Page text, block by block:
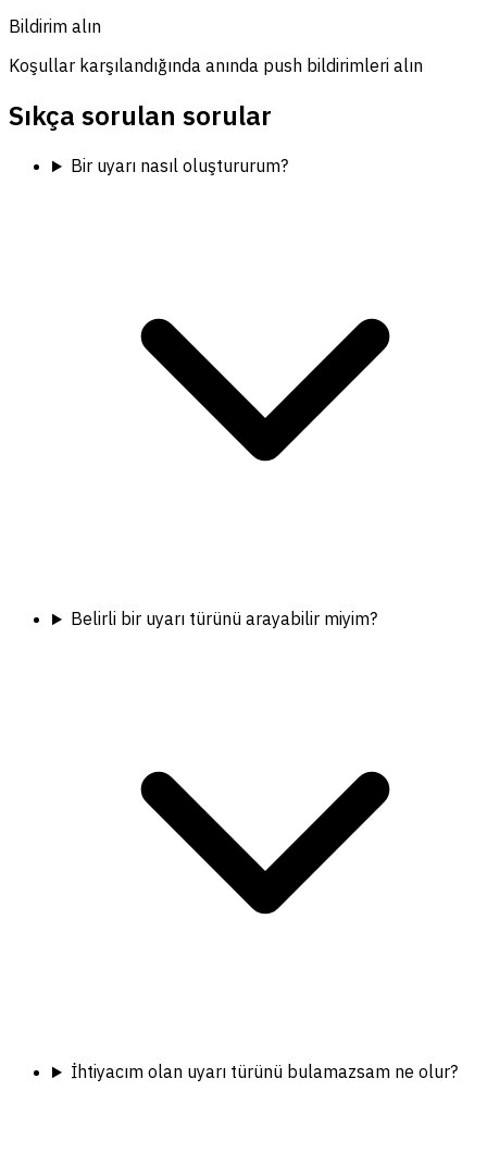
Bildirim alın
Koşullar karşılandığında anında push bildirimleri alın
Sıkça sorulan sorular
Bir uyarı nasıl oluştururum?
Belirli bir uyarı türünü arayabilir miyim?
İhtiyacım olan uyarı türünü bulamazsam ne olur?